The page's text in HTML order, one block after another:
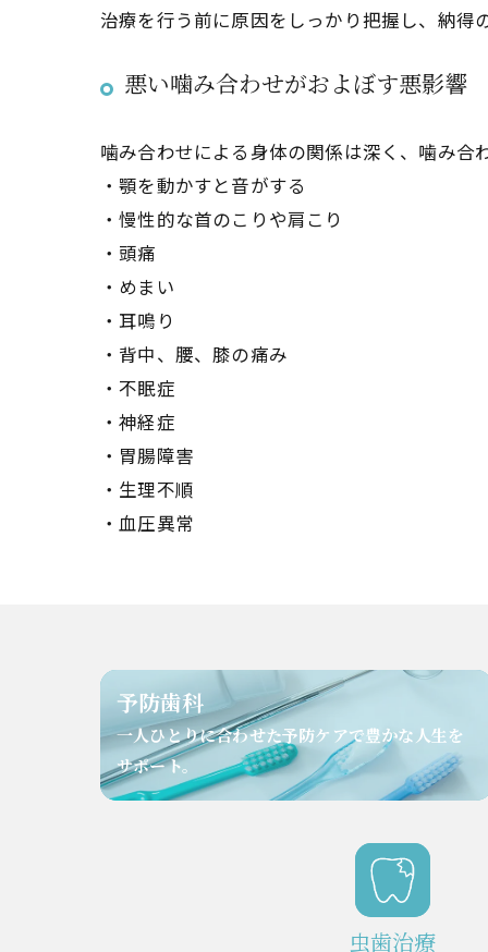
治療を行う前に原因をしっかり把握し、納
悪い噛み合わせがおよぼす悪影響
噛み合わせによる身体の関係は深く、噛み合
・顎を動かすと音がする
・慢性的な首のこりや肩こり
・頭痛
・めまい
・耳鳴り
・背中、腰、膝の痛み
・不眠症
・神経症
・胃腸障害
・生理不順
・血圧異常
予防歯科
⼀⼈ひとりに合わせた予防ケアで豊かな⼈⽣を
サポート。
虫歯治療